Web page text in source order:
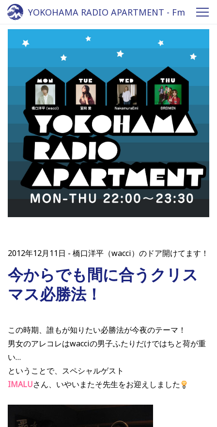
YOKOHAMA RADIO APARTMENT - Fm
yokohama 84.7
2012年12月11日 橋口洋平（wacci）のドア開けてます！
今からでも間に合うクリス
マス必勝法！
この時期、誰もが知りたい必勝法が今夜のテーマ！
男女のアレコレはwacciの男子ふたりだけではちと荷が重
い…
ということで、スペシャルゲスト
IMALUさん、いやいまたそ先生をお迎えしました